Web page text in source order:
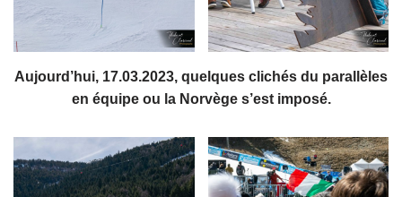
Aujourd’hui, 17.03.2023, quelques clichés du parallèles
en équipe ou la Norvège s’est imposé.